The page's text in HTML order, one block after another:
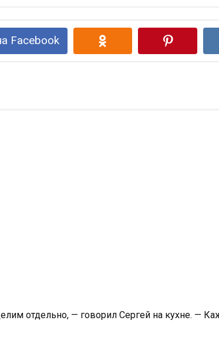
Facebook
отдельно, — говорил Сергей на кухне. —